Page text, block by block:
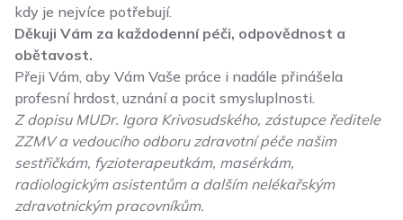
kdy je nejvíce potřebují.
Děkuji Vám za každodenní péči, odpovědnost a
obětavost.
Přeji Vám, aby Vám Vaše práce i nadále přinášela
profesní hrdost, uznání a pocit smysluplnosti.
Z dopisu MUDr. Igora Krivosudského, zástupce ředitele
ZZMV a vedoucího odboru zdravotní péče našim
sestřičkám, fyzioterapeutkám, masérkám,
radiologickým asistentům a dalším nelékařským
zdravotnickým pracovníkům.